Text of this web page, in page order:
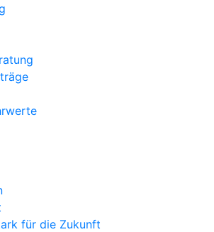
für die Zukunft